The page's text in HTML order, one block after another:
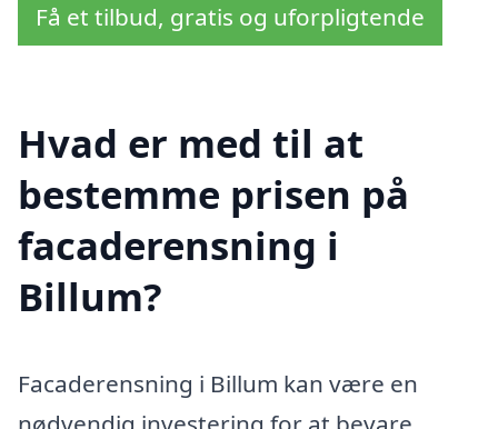
Få et tilbud, gratis og uforpligtende
Hvad er med til at
bestemme prisen på
facaderensning i
Billum?
Facaderensning i Billum kan være en